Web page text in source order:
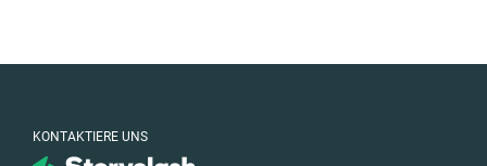
KONTAKTIERE UNS